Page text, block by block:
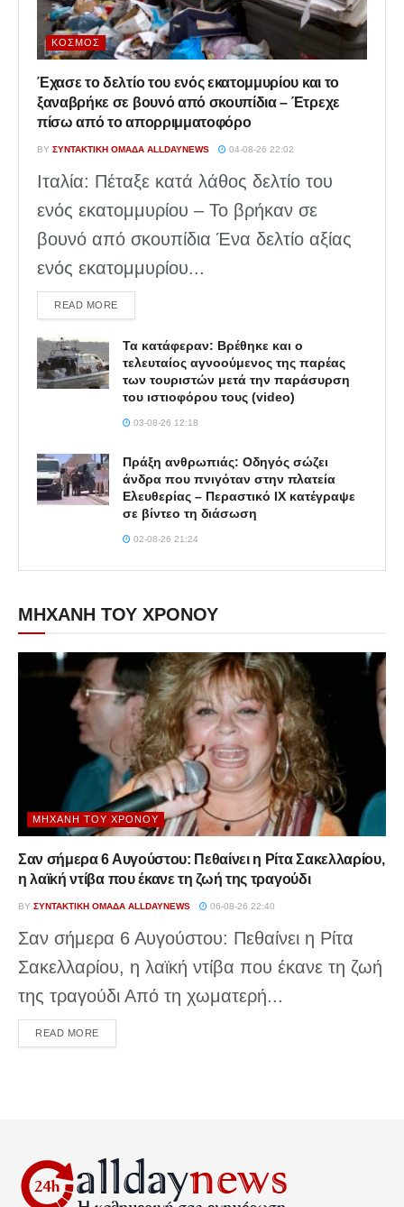
ΚΌΣΜΟΣ
Έχασε το δελτίο του ενός εκατομμυρίου και το
ξαναβρήκε σε βουνό από σκουπίδια – Έτρεχε
πίσω από το απορριμματοφόρο
BY ΣΥΝΤΑΚΤΙΚΉ ΟΜΆΔΑ ALLDAYNEWS 04-08-26 22:02
Ιταλία: Πέταξε κατά λάθος δελτίο του
ενός εκατομμυρίου – Το βρήκαν σε
βουνό από σκουπίδια Ένα δελτίο αξίας
ενός εκατομμυρίου...
READ MOREDETAILS
Τα κατάφεραν: Βρέθηκε και ο
τελευταίος αγνοούμενος της παρέας
των τουριστών μετά την παράσυρση
του ιστιοφόρου τους (video)
03-08-26 12:18
Πράξη ανθρωπιάς: Οδηγός σώζει
άνδρα που πνιγόταν στην πλατεία
Ελευθερίας – Περαστικό ΙΧ κατέγραψε
σε βίντεο τη διάσωση
02-08-26 21:24
ΜΗΧΑΝΗ ΤΟΥ ΧΡΟΝΟΥ
ΜΗΧΑΝΉ ΤΟΥ ΧΡΌΝΟΥ
Σαν σήμερα 6 Αυγούστου: Πεθαίνει η Ρίτα Σακελλαρίου,
η λαϊκή ντίβα που έκανε τη ζωή της τραγούδι
BY ΣΥΝΤΑΚΤΙΚΉ ΟΜΆΔΑ ALLDAYNEWS 06-08-26 22:40
Σαν σήμερα 6 Αυγούστου: Πεθαίνει η Ρίτα
Σακελλαρίου, η λαϊκή ντίβα που έκανε τη ζωή
της τραγούδι Από τη χωματερή...
READ MOREDETAILS